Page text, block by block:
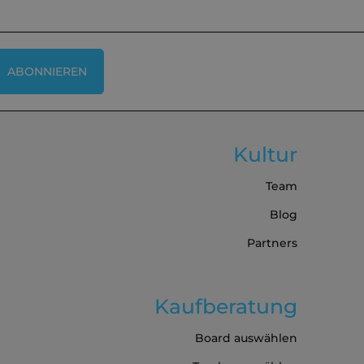
ABONNIEREN
Kultur
Team
Blog
Partners
Kaufberatung
Board auswählen